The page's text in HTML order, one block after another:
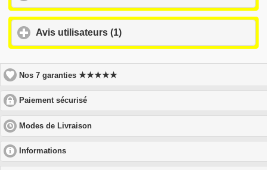
expand
Avis utilisateurs (1)
to
contents
Nos 7 garanties★★★★★
Paiement sécurisé
to
expand
Modes de Livraison
to
contents
Informations
to